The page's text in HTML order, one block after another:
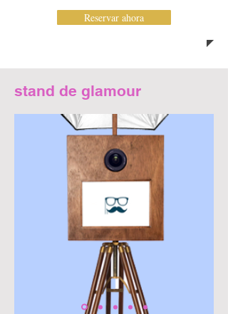
Reservar ahora
stand de glamour